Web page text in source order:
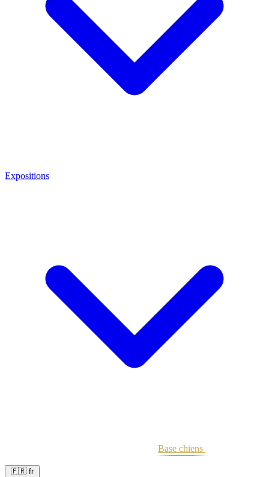
Expositions
Base chiens
🇫🇷 fr